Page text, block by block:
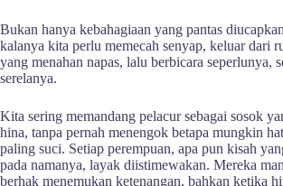
Bukan hanya kebahagiaan yang pantas
kalanya kita perlu memecah senyap, keluar dari
yang menahan napas, lalu berbicara seperlunya,
serelanya.
Kita sering memandang pelacur sebagai sosok
hina, tanpa pernah menengok betapa mungkin
paling suci. Setiap perempuan, apa pun kisah
pada namanya, layak diistimewakan. Mereka
berhak menemukan ketenangan, bahkan ketika